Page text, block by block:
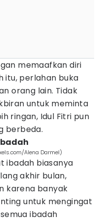
memaafkan diri
itu, perlahan buka
orang lain. Tidak
untuk meminta
ringan, Idul Fitri pun
berbeda.
Alena Darmel)
ibadah biasanya
akhir bulan,
karena banyak
untuk mengingat
ibadah